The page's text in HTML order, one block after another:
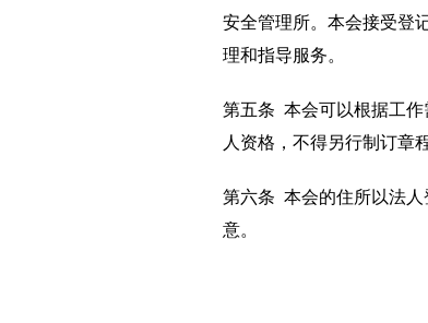
安全管理所。本会接受登
理和指导服务。
第五条 本会可以根据工
人资格，不得另行制订章
第六条 本会的住所以法人
意。